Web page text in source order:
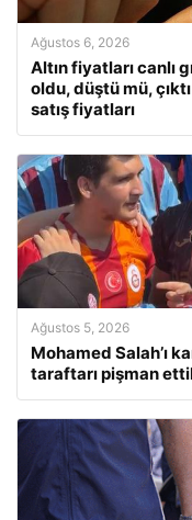
Ağustos 6, 2026
Altın fiyatları canlı
oldu, düştü mü,
satış fiyatları
Ağustos 5, 2026
Mohamed Salah’ı
taraftarı pişman